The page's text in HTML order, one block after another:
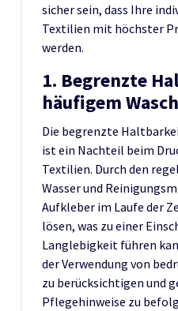
sicher sein, dass Ihre
Textilien mit höchster
werden.
1. Begrenzte
häufigem
Die begrenzte
ist ein Nachteil beim
Textilien. Durch den
Wasser und
Aufkleber im Laufe der
lösen, was zu einer
Langlebigkeit führen
der Verwendung von
zu berücksichtigen und
Pflegehinweise zu